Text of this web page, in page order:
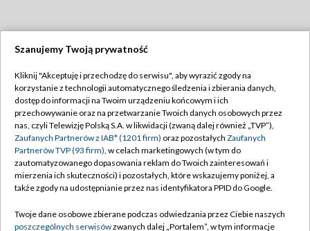
TVP
Abonament TVP
Emisja w TVP
Centrum informacji TVP
Naziemna Telewizja Cyfrowa
Rada Programowa
Regulamin TVP
Polityka prywatności
Moje zgody
Pomoc
Kontakt
Szanujemy Twoją prywatność
Kliknij "Akceptuję i przechodzę do serwisu", aby wyrazić zgody na
korzystanie z technologii automatycznego śledzenia i zbierania danych,
dostęp do informacji na Twoim urządzeniu końcowym i ich
przechowywanie oraz na przetwarzanie Twoich danych osobowych przez
nas, czyli Telewizję Polską S.A. w likwidacji (zwaną dalej również „TVP”),
Zaufanych Partnerów z IAB* (1201 firm) oraz pozostałych Zaufanych
Partnerów TVP (93 firm), w celach marketingowych (w tym do
zautomatyzowanego dopasowania reklam do Twoich zainteresowań i
mierzenia ich skuteczności) i pozostałych, które wskazujemy poniżej, a
także zgody na udostępnianie przez nas identyfikatora PPID do Google.
Twoje dane osobowe zbierane podczas odwiedzania przez Ciebie naszych
poszczególnych serwisówzwanych dalej „Portalem”, w tym informacje